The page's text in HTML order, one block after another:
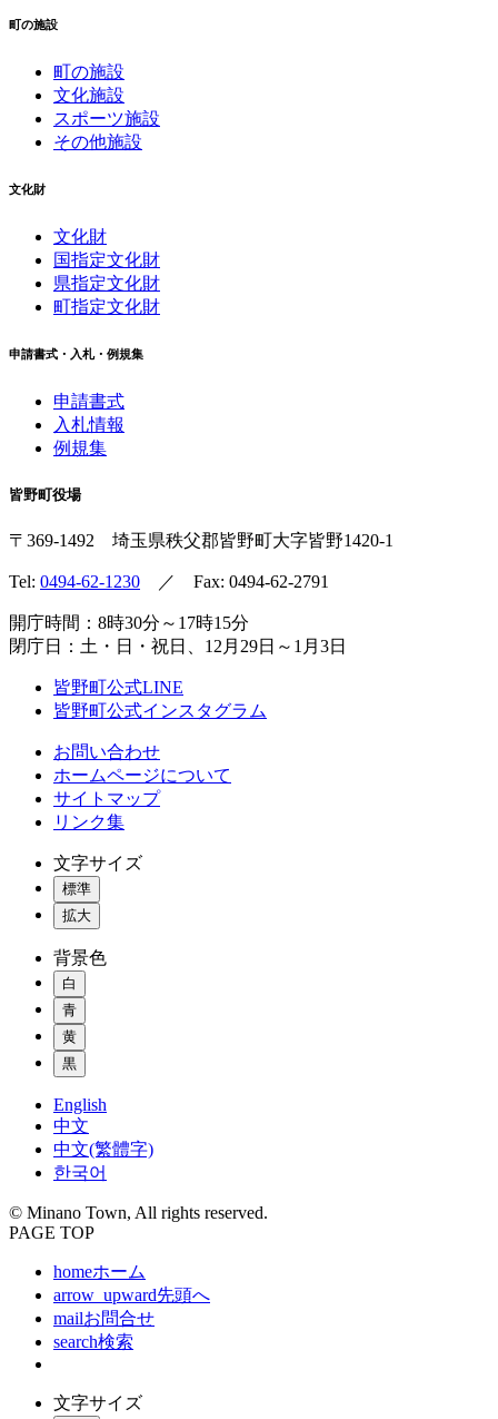
町の施設
町の施設
文化施設
スポーツ施設
その他施設
文化財
文化財
国指定文化財
県指定文化財
町指定文化財
申請書式・入札・例規集
申請書式
入札情報
例規集
皆野町役場
〒369-1492 埼玉県秩父郡皆野町 大字皆野1420-1
Tel: 0494-62-1230 ／ Fax: 0494-62-2791
開庁時間：8時30分～17時15分
閉庁日：土・日・祝日、12月29日～1月3日
皆野町公式LINE
皆野町公式インスタグラム
お問い合わせ
ホームページについて
サイトマップ
リンク集
文字サイズ
標準
拡大
背景色
白
青
黄
黒
English
中文
中文(繁體字)
한국어
© Minano Town, All rights reserved.
PAGE TOP
homeホーム
arrow_upward先頭へ
mailお問合せ
search検索
文字サイズ